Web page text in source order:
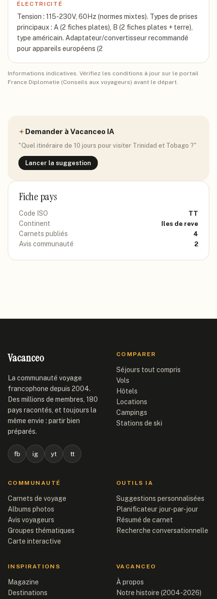
ÉLECTRICITÉ
Tension : 115-230V, 60Hz (normes mixtes). Types de prises
principaux : A (2 fiches plates), B (2 fiches plates + terre),
type américain. Adaptateur/convertisseur recommandé
pour appareils européens (2
Informations indicatives. Vérifiez les conditions à jour sur le portail
France Diplomatie (Conseils aux voyageurs) avant le départ.
Demander à Vacanceo IA
"Quel itinéraire de 10 jours pour visiter Trinidad et Tobago ?"
Lancer la suggestion
Fiche pays
Code ISO TT
Continent Iles de reve
Carnets publiés 4
Avis communauté 2
Vacanceo
La communauté voyage
francophone depuis 2004.
Des millions de membres, 180
pays racontés, et toujours la
même envie : partir bien
préparés.
fb ig yt tt
COMPARER
Séjours tout compris
Vols
Hôtels
Locations
Campings
Stations de ski
COMMUNAUTÉ
Carnets de voyage
Albums photos
Avis voyageurs
Groupes thématiques
Carte interactive
OUTILS IA
Suggestions personnalisées
Planificateur jour-par-jour
Résumé de carnet
Recherche conversationnelle
INSPIRATIONS
Magazine
Destinations
VACANCEO
À propos
Notre histoire (2004-2026)